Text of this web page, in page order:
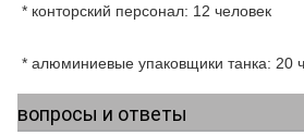
* конторский персонал: 12 человек
* алюминиевые упаковщики танка: 20
вопросы и ответы